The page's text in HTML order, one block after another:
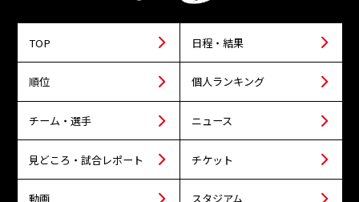
TOP 日程・結果
順位 個人ランキング
チーム・選手 ニュース
見どころ・試合レポート チケット
動画 スタジアム